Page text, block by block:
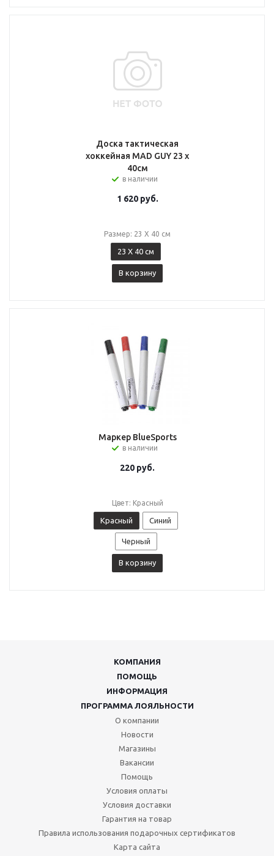
Доска тактическая
хоккейная MAD GUY 23 х
40см
в наличии
1 620руб.
Размер: 23 Х 40 см
23 Х 40 см
В корзину
Маркер BlueSports
в наличии
220 руб.
Цвет: Красный
Красный Синий
Черный
В корзину
КОМПАНИЯ
ПОМОЩЬ
ИНФОРМАЦИЯ
ПРОГРАММА ЛОЯЛЬНОСТИ
О компании
Новости
Магазины
Вакансии
Помощь
Условия оплаты
Условия доставки
Гарантия на товар
Правила использования подарочных сертификатов
Карта сайта